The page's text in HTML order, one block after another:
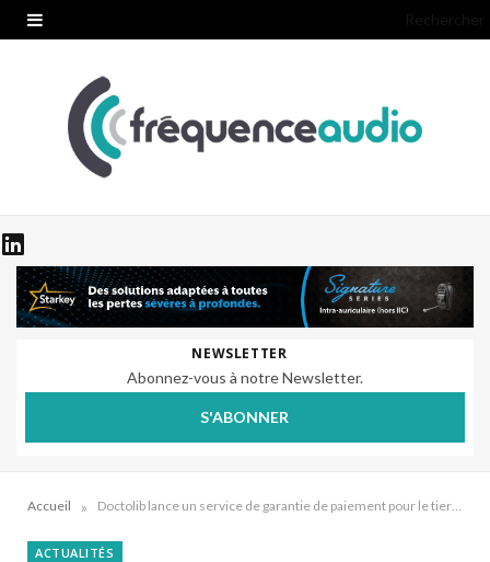
NEWSLETTER
Abonnez-vous à notre Newsletter.
S'ABONNER
Accueil » Doctolib lance un service de garantie de paiement pour le tiers payant
ACTUALITÉS